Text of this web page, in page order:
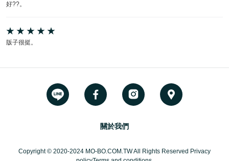
好??。
版子很挺。
關於我們
Copyright © 2020-2024 MO-BO.COM.TW All Rights Reserved Privacy